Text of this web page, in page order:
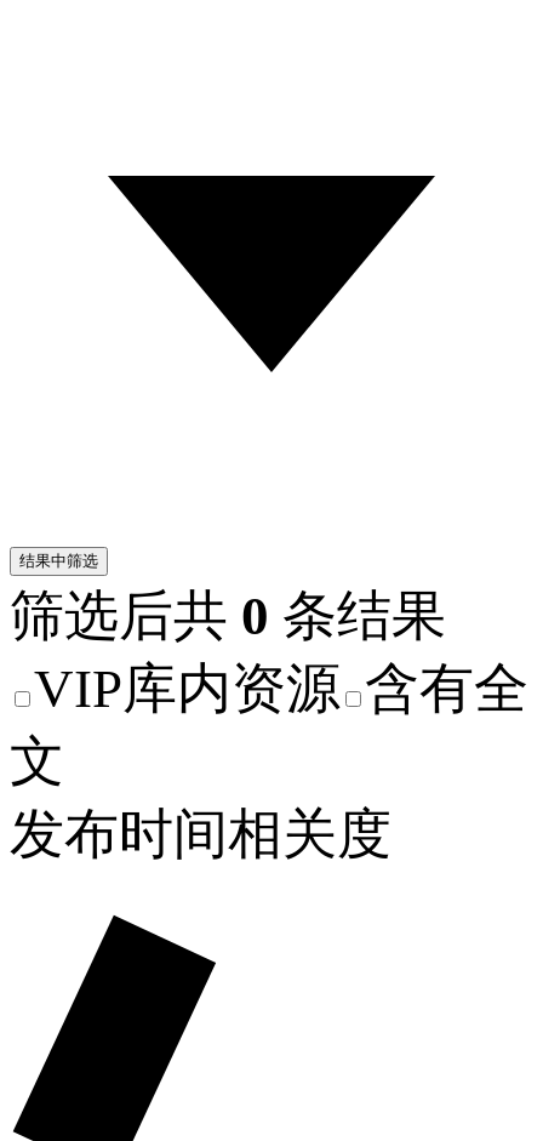
结果中筛选
筛选后共 0 条结果
VIP库内资源 含有全
文
发布时间相关度